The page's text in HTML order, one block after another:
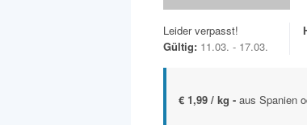
Leider verpasst!
Gültig: 11.03. - 17.03.
€ 1,99 / kg - aus Spanien